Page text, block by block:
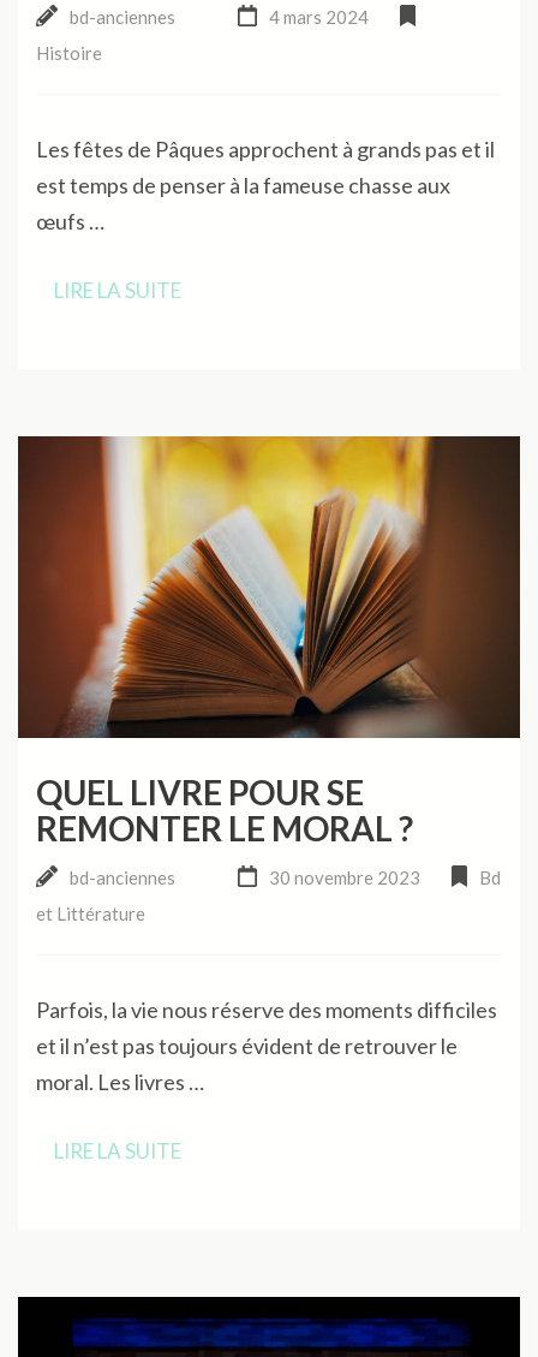
bd-anciennes
4 mars 2024
Histoire
Les fêtes de Pâques approchent à grands pas et il
est temps de penser à la fameuse chasse aux
œufs …
LIRE LA SUITE
QUEL LIVRE POUR SE
REMONTER LE MORAL ?
bd-anciennes 30 novembre 2023
Bd
et Littérature
Parfois, la vie nous réserve des moments difficiles
et il n’est pas toujours évident de retrouver le
moral. Les livres …
LIRE LA SUITE